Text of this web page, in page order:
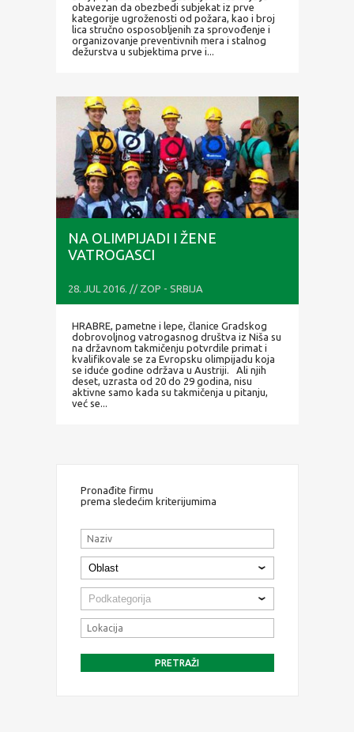
obavezan da obezbedi subjekat iz prve
kategorije ugroženosti od požara, kao i broj
lica stručno osposobljenih za sprovođenje i
organizovanje preventivnih mera i stalnog
dežurstva u subjektima prve i...
NA OLIMPIJADI I ŽENE
VATROGASCI
28. JUL 2016. // ZOP - SRBIJA
HRABRE, pametne i lepe, članice Gradskog
dobrovoljnog vatrogasnog društva iz Niša su
na državnom takmičenju potvrdile primat i
kvalifikovale se za Evropsku olimpijadu koja
se iduće godine održava u Austriji. Ali njih
deset, uzrasta od 20 do 29 godina, nisu
aktivne samo kada su takmičenja u pitanju,
već se...
Pronađite firmu
prema sledećim kriterijumima